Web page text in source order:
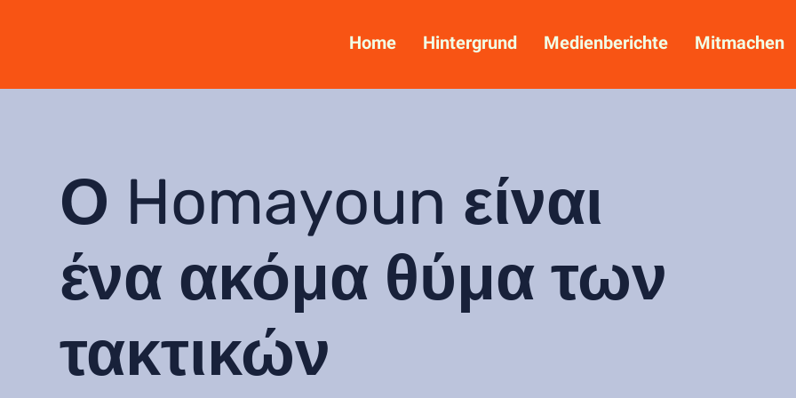
Home Hintergrund Medienberichte Mitmachen
Ο Homayoun είναι
ένα ακόμα θύμα των
τακτικών